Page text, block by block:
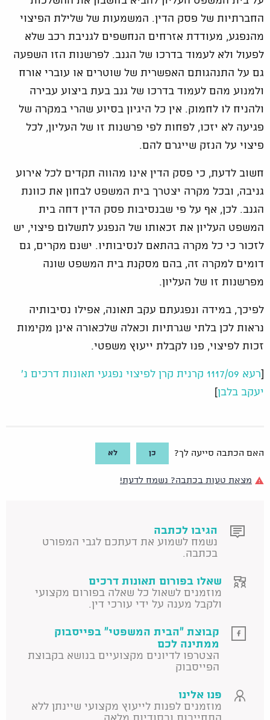
החברתיות של פסק הדין. המשמעות של שלילת הפיצוי
מהנפגע, מעודדת אזרחים הנחשפים לגניבת רכב שלא
לפעול ולא לעמוד בדרכו של הגנב. לפרשנות הזו השפעה
גם על התנהגותם האפשרית של שוטרים או עוברי אורח
ולמנוע מהם לעמוד בדרכו של גנב בעת ביצוע עבירה
ולהניח לו לחמוק. אין כל היגיון בסיוע שהרי במקרה של
פגיעה לא יזכו, לפחות לפי פרשנות זו של העליון, לכל
פיצוי על הנזק שייגרם להם.
חשוב לדעת, כי פסק הדין אינו מהווה תקדים לכל אירוע
גניבה, ובכל מקרה יצטרך בית המשפט לבחון את כוונת
הגנב. לכן, אף על פי שבנסיבות פסק הדין דחה בית
המשפט העליון את זכאותו של הנפגע לתשלום פיצוי, יש
לזכור כי כל מקרה בהתאם לנסיבותיו. ישנם מקרים, גם
דומים למקרה זה, בהם מסקנת בית המשפט שונה
מפרשנות זו של העליון.
לפיכך, במידה ונפגעתם עקב תאונה, אפילו נסיבותיה
נראות לכן בלתי שגרתיות וכאלה שלכאורה אינן מקימות
זכות לפיצוי, פנו לקבלת ייעוץ משפטי.
[
רעא 1117/09 קרנית קרן לפיצוי נפגעי תאונות דרכים נ'
יעקב בלבן]
האם הכתבה סייעה לך? כן לא
מצאת טעות בכתבה? נשמח לדעת!
הגיבו לכתבה
נשמח לשמוע את דעתכם לגבי המפורט
בכתבה.
שאלו בפורום תאונות דרכים
מוזמנים לשאול כל שאלה בפורום מקצועי
ולקבל מענה על ידי עורכי דין.
קבוצת "הבית המשפטי" בפייסבוק
ממתינה לכם
הצטרפו לדיונים מקצועיים בנושא בקבוצת
הפייסבוק
פנו אלינו
מוזמנים לפנות לייעוץ מקצועי שיינתן ללא